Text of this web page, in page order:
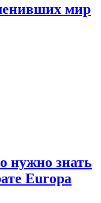
мир
нужно знать
Europa